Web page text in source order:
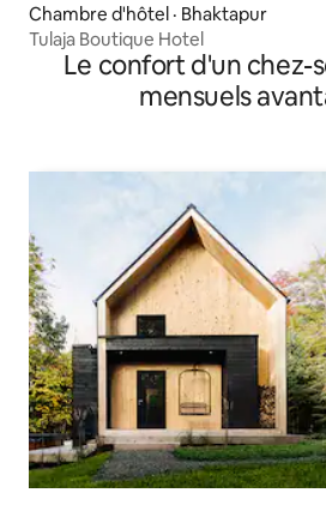
Chambre d'hôtel · Bhaktapur
Tulaja Boutique Hotel
Le confort d'un chez-
mensuels